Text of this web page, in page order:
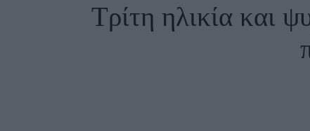
Woman PowerΤρίτη ηλικία και